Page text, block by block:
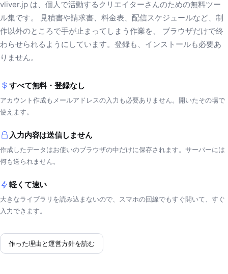
vliver.jp は、個人で活動するクリエイターさんのための無料ツー
ル集です。 見積書や請求書、料金表、配信スケジュールなど、制
作以外のところで手が止まってしまう作業を、 ブラウザだけで終
わらせられるようにしています。登録も、インストールも必要あ
りません。
すべて無料・登録なし
アカウント作成もメールアドレスの入力も必要ありません。開いたその場で
使えます。
入力内容は送信しません
作成したデータはお使いのブラウザの中だけに保存されます。サーバーには
何も送られません。
軽くて速い
大きなライブラリを読み込まないので、スマホの回線でもすぐ開いて、すぐ
入力できます。
作った理由と運営方針を読む